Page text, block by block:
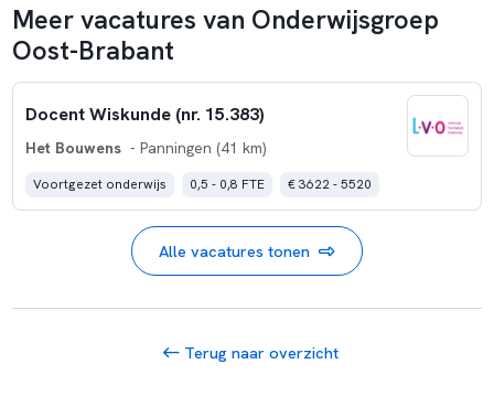
Meer vacatures van Onderwijsgroep
Oost-Brabant
Docent Wiskunde (nr. 15.383)
Het Bouwens - Panningen (41 km)
Voortgezet onderwijs 0,5 - 0,8 FTE € 3622 - 5520
Alle vacatures tonen
Terug naar overzicht